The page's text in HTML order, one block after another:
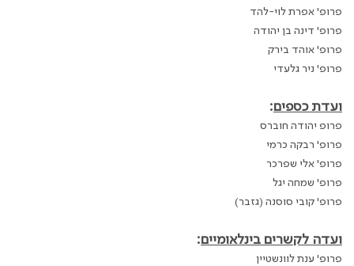
פרופ' אפרת לוי-להד
פרופ' דינה בן יהודה
פרופ' אוהד בירק
פרופ' ניר גלעדי
ועדת כספים:
פרופ יהודה חוברס
פרופ' רבקה כרמי
פרופ' אלי שפרכר
פרופ' שמחה יגל
פרופ' קובי סוסנה (גזבר)
ועדה לקשרים בינלאומיים:
פרופ' ענת לוונשטיין